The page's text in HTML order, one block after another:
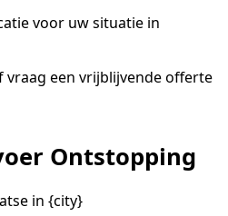
voor uw situatie in
vraag een vrijblijvende offerte
Ontstopping
in {city}